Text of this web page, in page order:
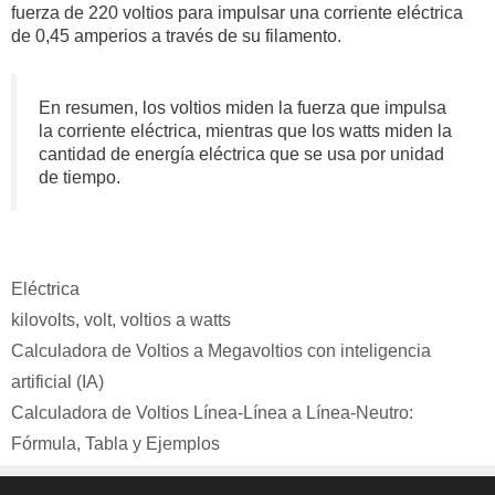
fuerza de 220 voltios para impulsar una corriente eléctrica
de 0,45 amperios a través de su filamento.
En resumen, los voltios miden la fuerza que impulsa
la corriente eléctrica, mientras que los watts miden la
cantidad de energía eléctrica que se usa por unidad
de tiempo.
Categorías
Eléctrica
Etiquetas
kilovolts, volt, voltios a watts
Calculadora de Voltios a Megavoltios con inteligencia
artificial (IA)
Calculadora de Voltios Línea-Línea a Línea-Neutro:
Fórmula, Tabla y Ejemplos